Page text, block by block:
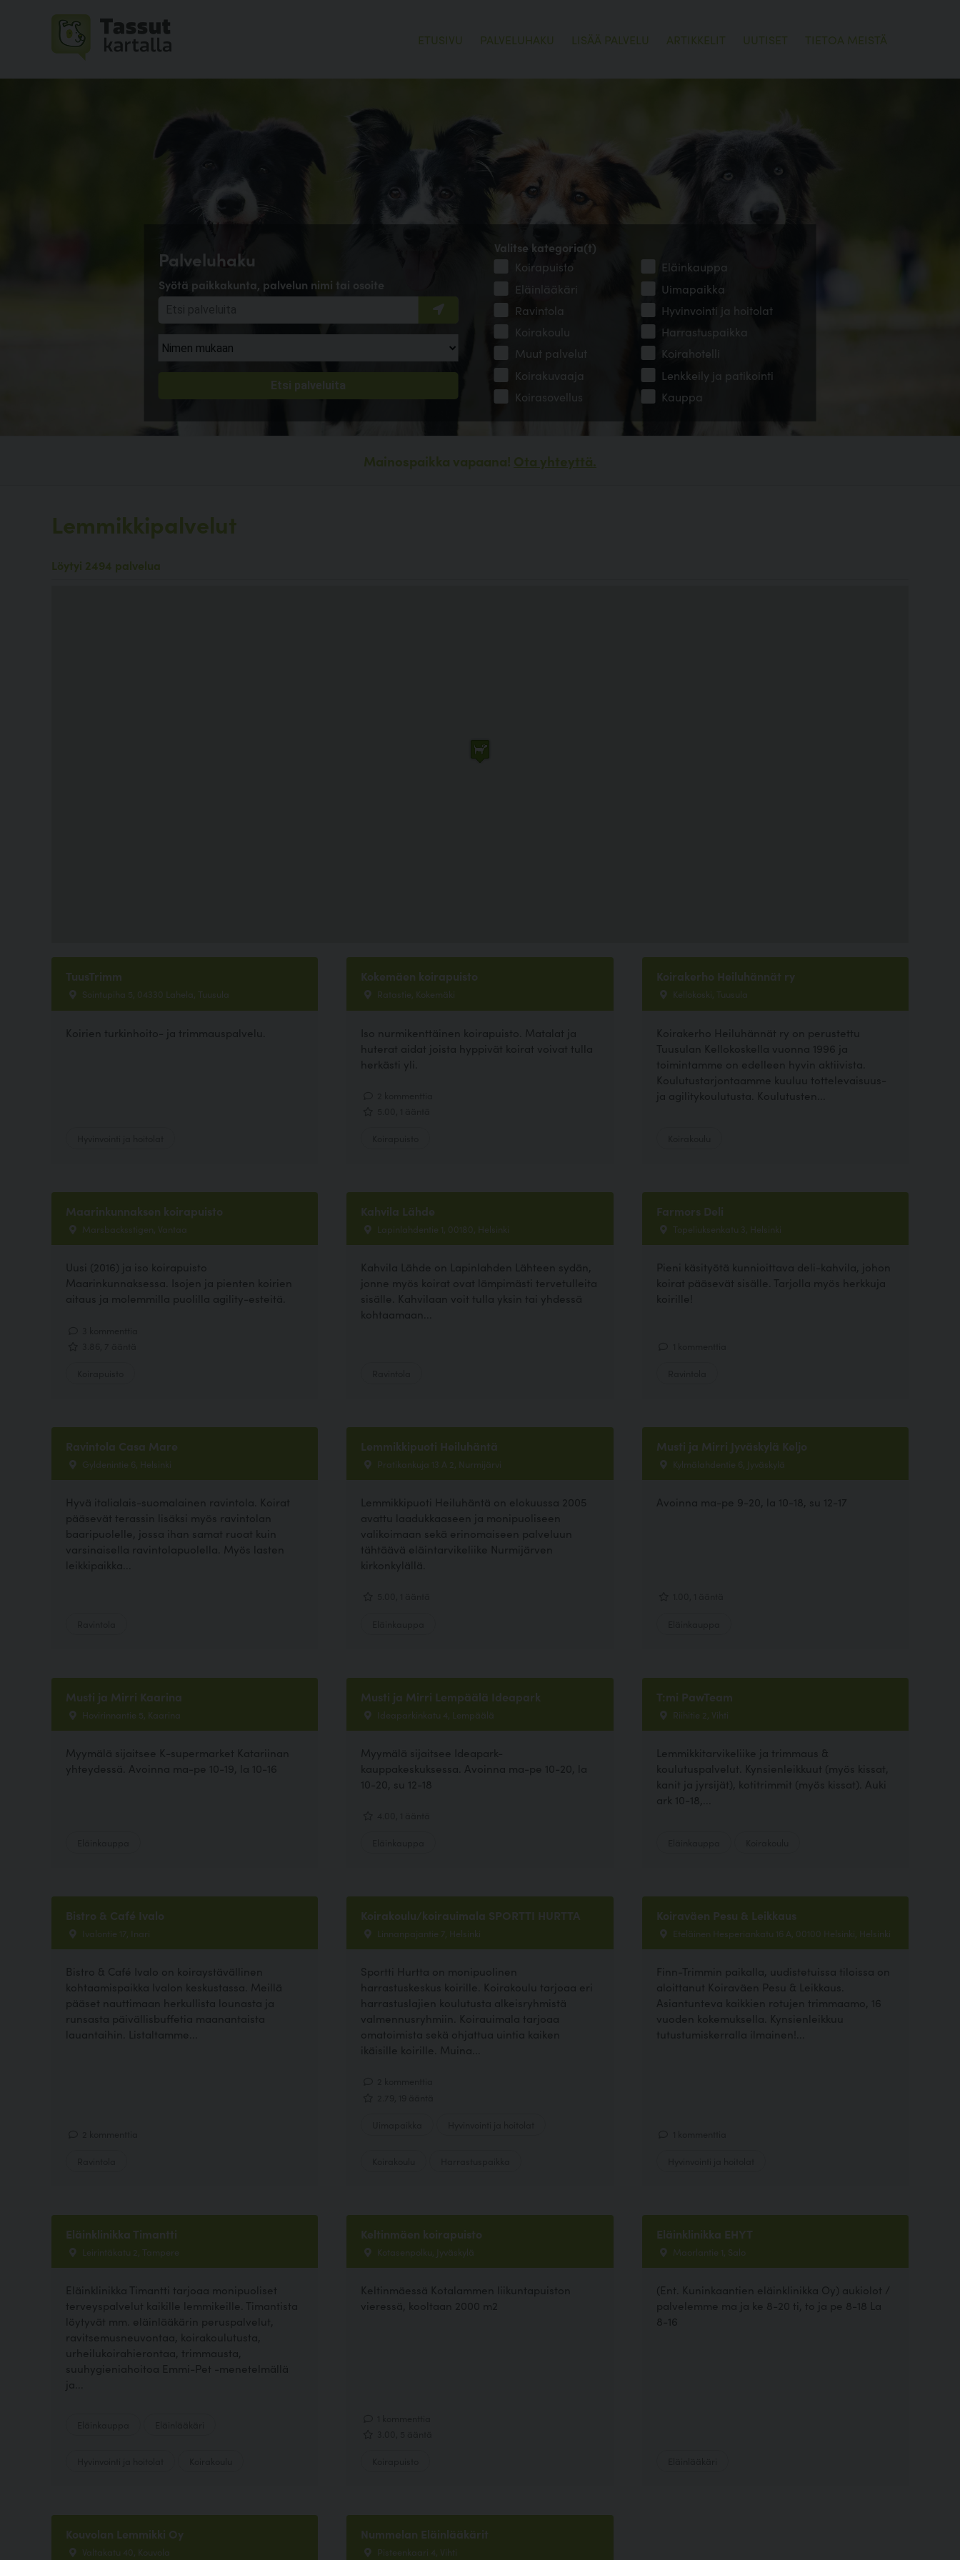
ETUSIVU PALVELUHAKU LISÄÄ PALVELU ARTIKKELIT UUTISET TIETOA MEISTÄ
Palveluhaku
Syötä paikkakunta, palvelun nimi tai osoite
Valitse kategoria(t)
Koirapuisto
Eläinkauppa
Eläinlääkäri
Uimapaikka
Ravintola
Hyvinvointi ja hoitolat
Koirakoulu
Harrastuspaikka
Muut palvelut
Koirahotelli
Koirakuvaaja
Lenkkeily ja patikointi
Koirasovellus
Kauppa
Mainospaikka vapaana! Ota yhteyttä.
Lemmikkipalvelut
Löytyi 2494 palvelua
TuusTrimm
Sointupiha 5, 04330 Lahela, Tuusula
Koirien turkinhoito- ja trimmauspalvelu.
Kokemäen koirapuisto
Ratastie, Kokemäki
Iso nurmikenttäinen koirapuisto. Matalat ja
huterat aidat joista hyppivät koirat voivat tulla
herkästi yli.
Koirakerho Heiluhännät ry
Kellokoski, Tuusula
Koirakerho Heiluhännät ry on perustettu
Tuusulan Kellokoskella vuonna 1996 ja
toimintamme on edelleen hyvin aktiivista.
Koulutustarjontaamme kuuluu tottelevaisuus-
ja agilitykoulutusta. Koulutusten...
Maarinkunnaksen koirapuisto
Marsbacksstigen, Vantaa
Uusi (2016) ja iso koirapuisto
Maarinkunnaksessa. Isojen ja pienten koirien
aitaus ja molemmilla puolilla agility-esteitä.
Kahvila Lähde
Lapinlahdentie 1, 00180, Helsinki
Kahvila Lähde on Lapinlahden Lähteen sydän,
jonne myös koirat ovat lämpimästi tervetulleita
sisälle. Kahvilaan voit tulla yksin tai yhdessä
kohtaamaan...
Farmors Deli
Topeliuksenkatu 3, Helsinki
Pieni käsityötä kunnioittava deli-kahvila, johon
koirat pääsevät sisälle. Tarjolla myös herkkuja
koirille!
Ravintola Casa Mare
Gyldenintie 6, Helsinki
Hyvä italialais-suomalainen ravintola. Koirat
pääsevät terassin lisäksi myös ravintolan
baaripuolelle, jossa ihan samat ruoat kuin
varsinaisella ravintolapuolella. Myös lasten
leikkipaikka...
Lemmikkipuoti Heiluhäntä
Pratikankuja 13 A 2, Nurmijärvi
Lemmikkipuoti Heiluhäntä on elokuussa 2005
avattu laadukkaaseen ja monipuoliseen
valikoimaan sekä erinomaiseen palveluun
tähtäävä eläintarvikeliike Nurmijärven
kirkonkylällä.
Musti ja Mirri Jyväskylä Keljo
Kylmälahdentie 6, Jyväskylä
Avoinna ma-pe 9-20, la 10-18, su 12-17
Musti ja Mirri Kaarina
Hovirinnantie 5, Kaarina
Myymälä sijaitsee K-supermarket Katariinan
yhteydessä. Avoinna ma-pe 10-19, la 10-16
Musti ja Mirri Lempäälä Ideapark
Ideaparkinkatu 4, Lempäälä
Myymälä sijaitsee Ideapark-
kauppakeskuksessa. Avoinna ma-pe 10-20, la
10-20, su 12-18
T:mi PawTeam
Riihitie 2, Vihti
Lemmikkitarvikeliike ja trimmaus &
koulutuspalvelut. Kynsienleikkuut (myös kissat,
kanit ja jyrsijät), kotitrimmit (myös kissat). Auki
ark 10-18,...
Bistro & Café Ivalo
Ivalontie 17, Inari
Bistro & Café Ivalo on koiraystävällinen
kohtaamispaikka Ivalon keskustassa. Meillä
pääset nauttimaan herkullista lounasta ja
runsasta päivällisbuffetia maanantaista
lauantaihin. Listaltamme...
Koirakoulu/koirauimala SPORTTI HURTTA
Linnanpajantie 7, Helsinki
Sportti Hurtta on monipuolinen
harrastuskeskus koirille. Koirakoulu tarjoaa eri
harrastuslajien koulutusta alkeisryhmistä
valmennusryhmiin. Koirauimala tarjoaa
omatoimista sekä ohjattua uintia kaiken
ikäisille koirille. Muina...
Koiraväen Pesu & Leikkaus
Eteläinen Hesperiankatu 16 A, 00100 Helsinki, Helsinki
Finn-Trimmin paikalla, uudistetuissa tiloissa on
aloittanut Koiraväen Pesu & Leikkaus.
Asiantunteva kaikkien rotujen trimmaamo, 16
vuoden kokemuksella. Kynsienleikkuu
tutustumiskerralla ilmainen!...
Eläinklinikka Timantti
Leirintäkatu 2, Tampere
Eläinklinikka Timantti tarjoaa monipuoliset
terveyspalvelut kaikille lemmikeille. Timantista
löytyvät mm. eläinlääkärin peruspalvelut,
ravitsemusneuvontaa, koirakoulutusta,
urheilukoirahierontaa, trimmausta,
suuhygieniahoitoa Emmi-Pet -menetelmällä
ja...
Keltinmäen koirapuisto
Kotasenpolku, Jyväskylä
Keltinmäessä Kotalammen liikuntapuiston
vieressä, kooltaan 2000 m2
Eläinklinikka EHYT
Maorlantie 1, Salo
(Ent. Kuninkaantien eläinklinikka Oy) aukiolot /
palvelemme ma ja ke 8-20 ti, to ja pe 8-18 La
8-16
Kouvolan Lemmikki Oy
Valtakatu 40, Kouvola
Nummelan Eläinlääkärit
Pisteenkaari 4, Vihti